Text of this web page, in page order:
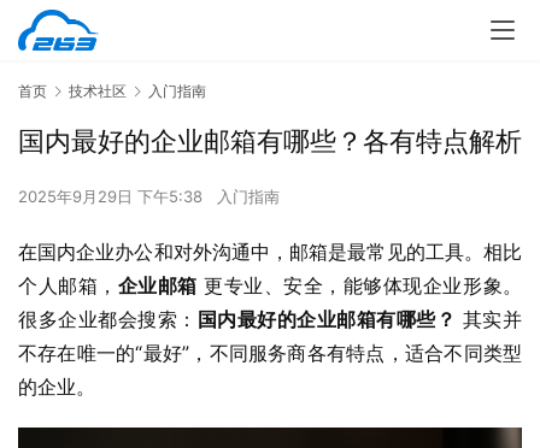
首页 技术社区 入门指南
国内最好的企业邮箱有哪些？各有特点解析
2025年9月29日 下午5:38 入门指南
在国内企业办公和对外沟通中，邮箱是最常见的工具。相比
个人邮箱， 企业邮箱 更专业、安全，能够体现企业形象。
很多企业都会搜索： 国内最好的企业邮箱有哪些？ 其实并
不存在唯一的“最好”，不同服务商各有特点，适合不同类型
的企业。